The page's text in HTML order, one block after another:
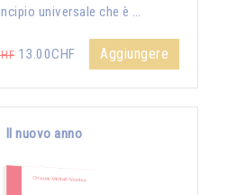
universale che è …
13.00CHF Aggiungere
Il nuovo anno